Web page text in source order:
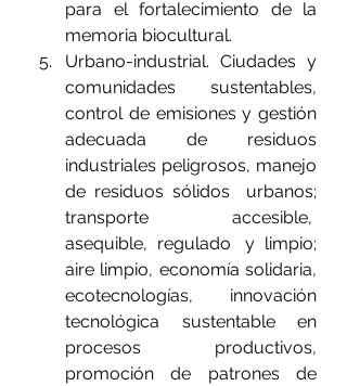
para el fortalecimiento de la
memoria biocultural.
Urbano-industrial. Ciudades y
comunidades sustentables,
control de emisiones y gestión
adecuada de residuos
industriales peligrosos, manejo
de residuos sólidos  urbanos;
transporte accesible,
asequible,  regulado   y  limpio;
aire limpio, economía solidaria,
ecotecnologías, innovación
tecnológica sustentable en
procesos productivos,
promoción de patrones de